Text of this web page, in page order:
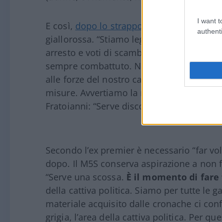
I want
E così, dopo lo strappo sulle mancate
giallorossa. “Stiamo leggendo pagine di
arresto e voti di scambio per poche
sempre combattuto. Noi non
alle forze del nostro campo politico”, ha
misure. Avvertiamo la responsabilità
Fratoianni: “Serve discontinuità,
Secondo l’ex premier è necessario “far
dopo. Il M5S conserva aspirazione a
“Serve una scossa. È il momento di
della cattiva politica. Siamo per tutte le
materiale acquisito dalle cronache ci
grigia, l’area della cattiva politica. Per